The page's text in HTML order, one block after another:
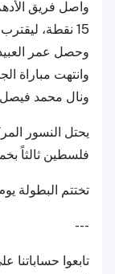
واصل فريق
وحصل عمر
وانتهت مباراة
ونال محمد
يحتل النسور
فلسطين ثالثاً
تختتم البطولة
---
تابعوا حساباتنا